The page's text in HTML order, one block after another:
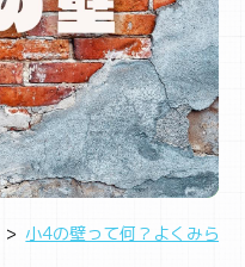
小4の壁って何？よくみら